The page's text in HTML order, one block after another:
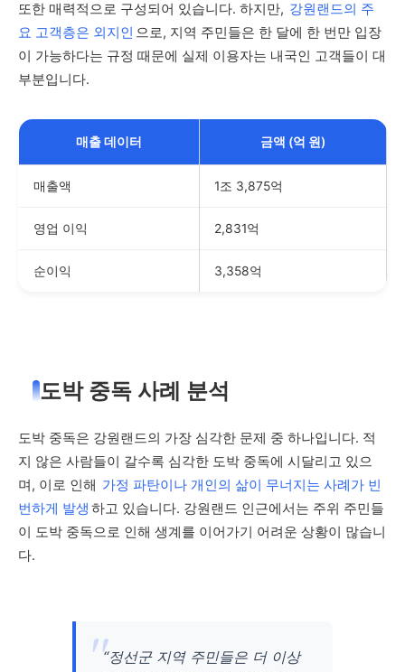
또한 매력적으로 구성되어 있습니다. 하지만, 강원랜드의 주
요 고객층은 외지인 으로, 지역 주민들은 한 달에 한 번만 입장
이 가능하다는 규정 때문에 실제 이용자는 내국인 고객들이 대
부분입니다.
매출 데이터 금액 (억 원)
매출액 1조 3,875억
영업 이익 2,831억
순이익 3,358억
도박 중독 사례 분석
도박 중독은 강원랜드의 가장 심각한 문제 중 하나입니다. 적
지 않은 사람들이 갈수록 심각한 도박 중독에 시달리고 있으
며, 이로 인해 가정 파탄이나 개인의 삶이 무너지는 사례가 빈
번하게 발생 하고 있습니다. 강원랜드 인근에서는 주위 주민들
이 도박 중독으로 인해 생계를 이어가기 어려운 상황이 많습니
다.
“정선군 지역 주민들은 더 이상